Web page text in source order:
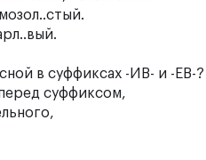
в суффиксах -ИВ- и -ЕВ-?
суффиксом,